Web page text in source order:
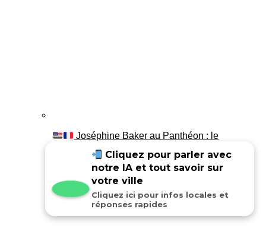
Joséphine Baker au Panthéon : le
Cliquez pour parler avec
notre IA et tout savoir sur
votre ville
Cliquez ici pour infos locales et
réponses rapides